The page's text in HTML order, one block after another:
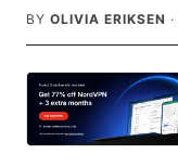
BY OLIVIA ERIKSEN ·